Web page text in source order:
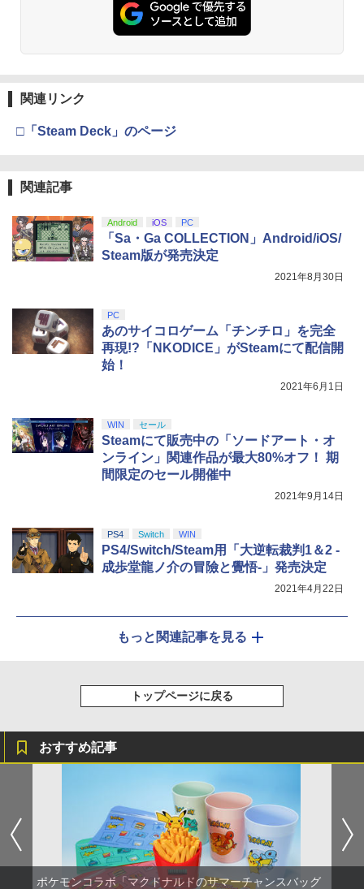
￥3,680
上伊那ぼたん、酔へる姿は百合の花 2
￥6,006
￥6,455
3
￥55,603
ンラインコード版
￥9,000
5
ンラインコード版
￥5,000
￥7,286
3
トローラー ミッドナイト ブラック(CFI-
ZCT2J01)
￥10,737
5
トローラー(CFI-ZCT2J)
￥5,000
3
￥7,681
4
￥2,618
5
￥8,020
￥3,523
3
4
ルアイドルクラブ Bloom Garden Part
y』Blu-ray（特装限定版）
5
劇場版「鬼滅の刃」無限城編 第一章 猗
窩座再来 完全生産限定版 [DVD]
関連リンク
□「Steam Deck」のページ
関連記事
Android iOS PC
「Sa・Ga COLLECTION」Android/iOS/
Steam版が発売決定
2021年8月30日
PC
あのサイコロゲーム「チンチロ」を完全
再現!?「NKODICE」がSteamにて配信開
始！
2021年6月1日
WIN セール
Steamにて販売中の「ソードアート・オ
ンライン」関連作品が最大80%オフ！ 期
間限定のセール開催中
2021年9月14日
PS4 Switch WIN
PS4/Switch/Steam用「大逆転裁判1＆2 -
成歩堂龍ノ介の冒險と覺悟-」発売決定
2021年4月22日
もっと関連記事を見る
トップページに戻る
おすすめ記事
ポケモンコラボ「マクドナルドのサマーチャンスバッグ